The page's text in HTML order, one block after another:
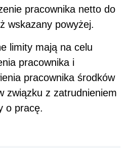
pracownika netto do
wskazany powyżej.
limity mają na celu
pracownika i
pracownika środków
związku z zatrudnieniem
o pracę.